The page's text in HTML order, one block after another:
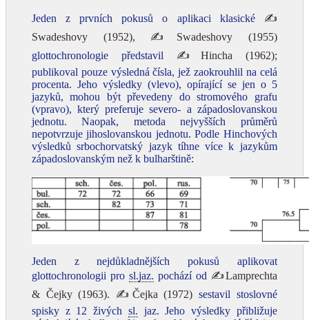
Jeden z prvních pokusů o aplikaci klasické ✍
Swadeshovy (1952), ✍Swadeshovy (1955)
glottochronologie představil ✍Hincha (1962);
publikoval pouze výsledná čísla, jež zaokrouhlil na celá
procenta. Jeho výsledky (vlevo), opírající se jen o 5
jazyků, mohou být převedeny do stromového grafu
(vpravo), který preferuje severo- a západoslovanskou
jednotu. Naopak, metoda nejvyšších průměrů
nepotvrzuje jihoslovanskou jednotu. Podle Hinchových
výsledků srbochorvatský jazyk tíhne více k jazykům
západoslovanským než k bulharštině:
Jeden z nejdůkladnějších pokusů aplikovat
glottochronologii pro sl.jaz. pochází od ✍Lamprechta
& Čejky (1963). ✍Čejka (1972) sestavil stoslovné
spisky z 12 živých sl. jaz. Jeho výsledky přibližuje